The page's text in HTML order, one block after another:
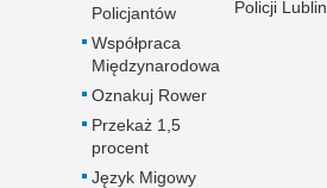
Policjantów
Współpraca
Międzynarodowa
Oznakuj Rower
Przekaż 1,5
procent
Język Migowy
Policji